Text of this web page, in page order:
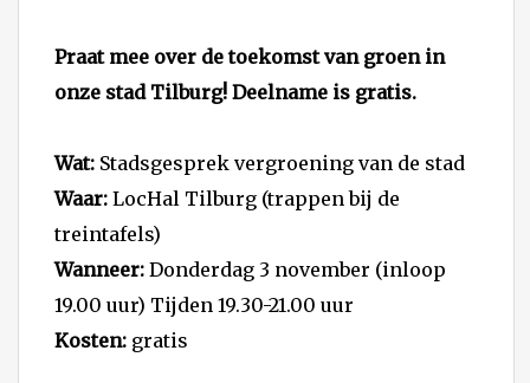
Praat mee over de toekomst van groen in
onze stad Tilburg! Deelname is gratis.
Wat: Stadsgesprek vergroening van de stad
Waar: LocHal Tilburg (trappen bij de
treintafels)
Wanneer: Donderdag 3 november (inloop
19.00 uur) Tijden 19.30-21.00 uur
Kosten: gratis